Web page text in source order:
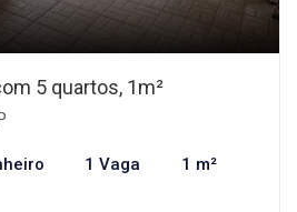
5 quartos, 1m²
1 Vaga 1 m²